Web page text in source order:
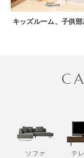
キッズルーム、子供
ソファ テ